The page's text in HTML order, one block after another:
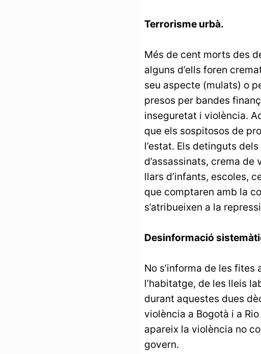
Terrorisme urbà.
Més de cent morts des
alguns d’ells foren
seu aspecte (mulats) o
presos per bandes
inseguretat i violència.
que els sospitosos de
l’estat. Els detinguts
d’assassinats, crema
llars d’infants, escoles,
que comptaren amb la
s’atribueixen a la
Desinformació
No s’informa de les
l’habitatge, de les lleis
durant aquestes dues
violència a Bogotà i a
apareix la violència no
govern.